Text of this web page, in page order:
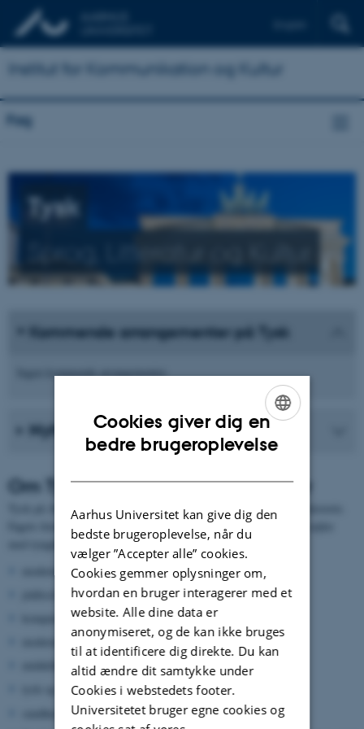
Institut for Kommunikation og Kultur
Fag
Tysk
Kommende arrangementer på Tysk
Ingen kommende arrangementer.
Nyheder fra instituttet
Om Tysk Sprog, Litteratur og Kultur
Tysk på AU rummer fokusområderne sprog, litteratur, kultur og historie.
Fagets forskere har deres særlige ekspertiser inden for disse fire søjler
med tyngdepunkter inden for følgende områder:
moderne grammatik
komparativ germansk lingvistik
moderne litteratur og filosofi
middelhøjtysk litteratur
tysk og nederlandsk religiøs litteratur i det 15. århundrede
sundhedskultur og Lebensreform
ENGLISH
Cookies giver dig en
bedre brugeroplevelse
Aarhus Universitet kan give dig den
bedste brugeroplevelse, når du
vælger ”Accepter alle” cookies.
Cookies gemmer oplysninger om,
hvordan en bruger interagerer med et
website. Alle dine data er
anonymiseret, og de kan ikke bruges
til at identificere dig direkte. Du kan
altid ændre dit samtykke under
Cookies i webstedets footer.
Universitetet bruger egne cookies og